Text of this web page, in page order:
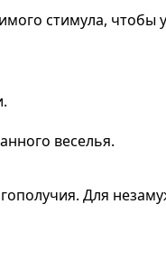
стимула, чтобы
веселья.
Для